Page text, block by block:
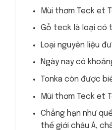
Mùi thơm Teck et
Gỗ teck là loại có
Loại nguyên liệu
Ngày nay có
Tonka còn được
Mùi thơm Teck et
Chẳng hạn như
thế giới châu Á,